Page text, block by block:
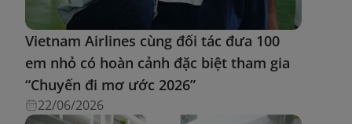
Vietnam Airlines cùng đối tác đưa 100
em nhỏ có hoàn cảnh đặc biệt tham gia
“Chuyến đi mơ ước 2026”
22/06/2026